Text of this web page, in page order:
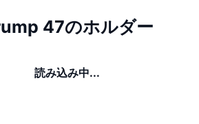
47のホルダー
読み込み中...